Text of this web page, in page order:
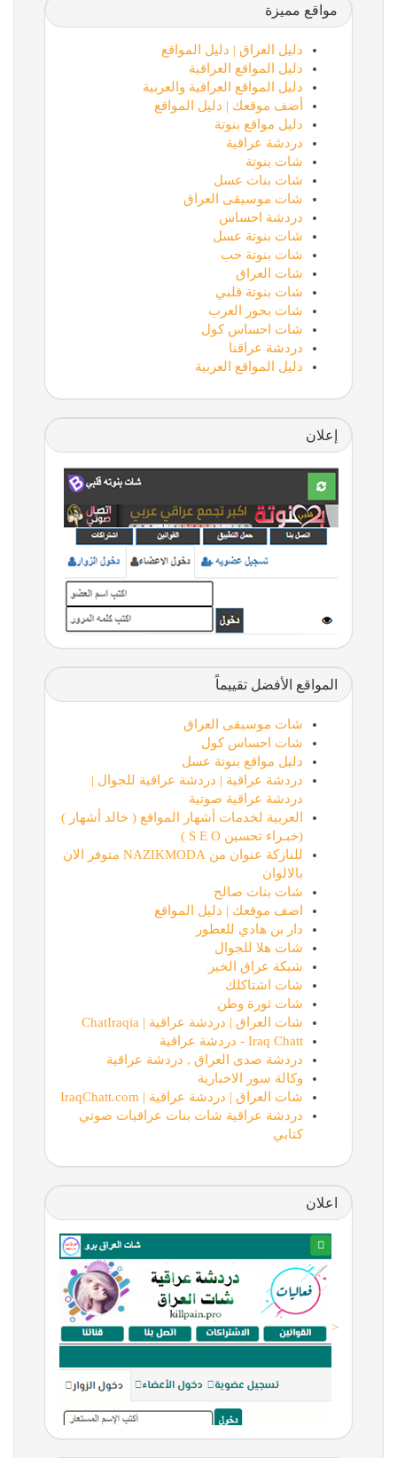
مواقع مميزة
دليل العراق | دليل المواقع
دليل المواقع العراقية
دليل المواقع العراقية والعربية
أضف موقعك | دليل المواقع
دليل مواقع بنوتة
دردشة عراقية
شات بنوتة
شات بنات عسل
شات موسيقى العراق
دردشة احساس
شات بنوتة عسل
شات بنوتة حب
شات العراق
شات بنوتة قلبي
شات بحور العرب
شات احساس كول
دردشة عراقنا
دليل المواقع العربية
إعلان
المواقع الأفضل تقييماً
شات موسيقى العراق
شات احساس كول
دليل مواقع بنوتة عسل
دردشة عراقية | دردشة عراقية للجوال |
دردشة عراقية صوتية
العربية لخدمات أشهار المواقع ( خالد أشهار )
(خبـراء تحسين S E O )
للنازكة عنوان من NAZIKMODA متوفر الان
بالالوان
شات بنات صالح
اضف موقعك | دليل المواقع
دار بن هادي للعطور
شات هلا للجوال
شبكة عراق الخير
شات اشتاكلك
شات ثورة وطن
شات العراق | دردشة عراقية | ChatIraqia
Iraq Chatt - دردشة عراقية
دردشة صدى العراق , دردشة عراقية
وكالة سور الاخبارية
شات العراق | دردشة عراقية | IraqChatt.com
دردشة عراقية شات بنات عراقيات صوتي
كتابي
اعلان
<